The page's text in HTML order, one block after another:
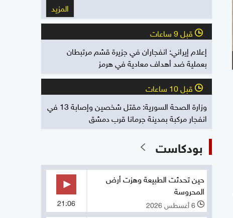
المزيد
l قبل 9 ساعات
إعلام إيراني: انفجاران في جزيرة قشم مرتبطان
بعملية ضد أهداف معادية في هرمز
l قبل 10 ساعات
وزارة الصحة السورية: مقتل شخصين وإصابة 13 في
انفجار مركبة بمدينة جرمانا قرب دمشق
بودكاست
حين تحدثت الطبيعة وهزت أرض
المحروسة
l 6 أغسطس 2026 21:06